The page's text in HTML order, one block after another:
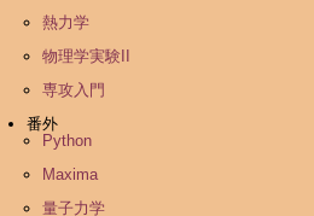
熱力学
物理学実験II
専攻入門
番外
Python
Maxima
量子力学